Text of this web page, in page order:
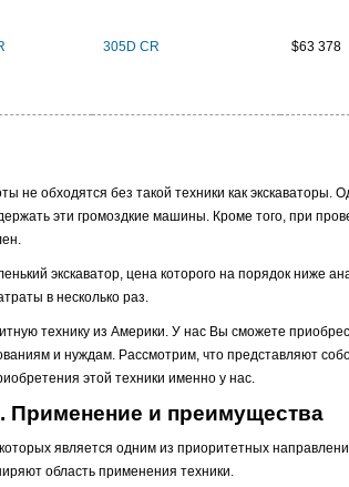
305D CR $63 378
не обходятся без такой техники как экскаваторы.
эти громоздкие машины. Кроме того, при
экскаватор, цена которого на порядок ниже
в несколько раз.
технику из Америки. У нас Вы сможете
и нуждам. Рассмотрим, что представляют
этой техники именно у нас.
Применение и преимущества
является одним из приоритетных
область применения техники.